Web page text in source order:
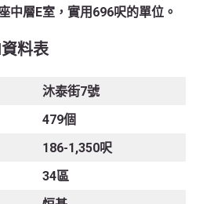
中層E室，實用696呎的單位。
資料表
沐泰街7號
479個
186-1,350呎
34區